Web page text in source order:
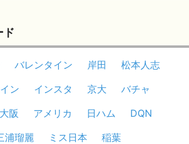
ド
バレンタイン 岸田
松本人志
ン インスタ 京大
バチャ
大阪 アメリカ 日ハム
DQN
浦瑠麗 ミス日本
稲葉